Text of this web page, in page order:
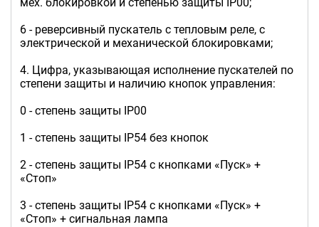
мех. блокировкой и степенью защиты IP00;
6 - реверсивный пускатель с тепловым реле, с
электрической и механической блокировками;
4. Цифра, указывающая исполнение пускателей по
степени защиты и наличию кнопок управления:
0 - степень защиты IP00
1 - степень защиты IP54 без кнопок
2 - степень защиты IP54 с кнопками «Пуск» +
«Стоп»
3 - степень защиты IP54 с кнопками «Пуск» +
«Стоп» + сигнальная лампа